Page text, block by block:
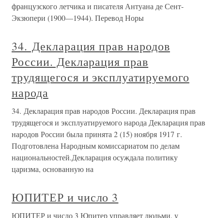
французского летчика и писателя Антуана де Сент-
Экзюпери (1900—1944). Перевод Норы
34. Декларация прав народов
России. Декларация прав
трудящегося и эксплуатируемого
народа
34. Декларация прав народов России. Декларация прав
трудящегося и эксплуатируемого народа Декларация прав
народов России была принята 2 (15) ноября 1917 г.
Подготовлена Народным комиссариатом по делам
национальностей.Декларация осуждала политику
царизма, основанную на
ЮПИТЕР и число 3
ЮПИТЕР и число 3 Юпитер управляет людьми, у